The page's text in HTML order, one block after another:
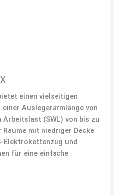
einen vielseitigen
einer Auslegerarmlänge von
Arbeitslast (SWL) von bis zu
mit niedriger Decke
Elektrokettenzug und
für eine einfache